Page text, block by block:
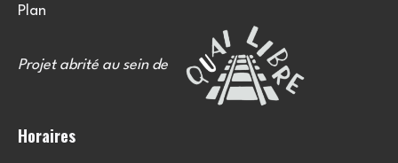
Plan
Projet abrité au sein de
Horaires